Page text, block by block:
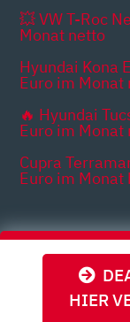
HIER
💥 VW T-Roc
Monat netto
Hyundai Kona
Euro im Monat
🔥 Hyundai
Euro im Monat
Cupra
Euro im Monat